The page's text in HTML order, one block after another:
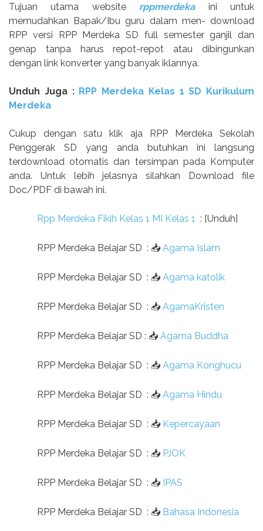
Tujuan utama website rppmerdeka
ini untuk
memudahkan Bapak/Ibu guru dalam men- download
RPP versi RPP Merdeka SD full semester ganjil dan
genap tanpa harus repot-repot atau dibingunkan
dengan link konverter yang banyak iklannya.
Unduh Juga : RPP Merdeka Kelas 1 SD Kurikulum
Merdeka
Cukup dengan satu klik aja RPP Merdeka Sekolah
Penggerak SD yang anda butuhkan ini langsung
terdownload otomatis dan tersimpan pada Komputer
anda. Untuk lebih jelasnya silahkan Download file
Doc/PDF di bawah ini.
Rpp Merdeka Fikih Kelas 1 MI Kelas 1 : [Unduh]
RPP Merdeka Belajar SD : 📥 Agama Islam
RPP Merdeka Belajar SD : 📥 Agama katolik
RPP Merdeka Belajar SD : 📥 AgamaKristen
RPP Merdeka Belajar SD : 📥 Agama Buddha
RPP Merdeka Belajar SD : 📥 Agama Konghucu
RPP Merdeka Belajar SD : 📥 Agama Hindu
RPP Merdeka Belajar SD : 📥 Kepercayaan
RPP Merdeka Belajar SD : 📥 PJOK
RPP Merdeka Belajar SD : 📥 IPAS
RPP Merdeka Belajar SD : 📥 Bahasa Indonesia